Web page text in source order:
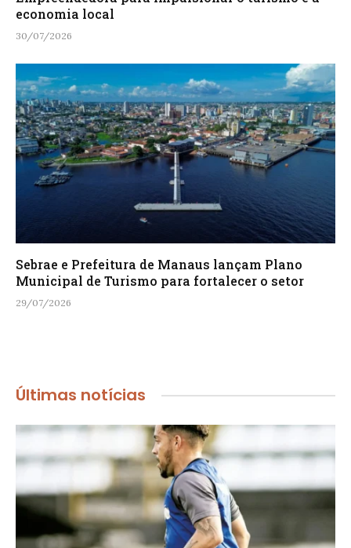
economia local
30/07/2026
Sebrae e Prefeitura de Manaus lançam Plano
Municipal de Turismo para fortalecer o setor
29/07/2026
Últimas notícias